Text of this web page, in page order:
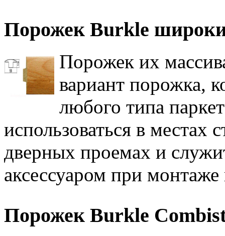
Порожек Burkle
Порожек их
вариант порожка,
любого типа
использоваться в
дверных проемах и
аксессуаром при
Порожек Burkle